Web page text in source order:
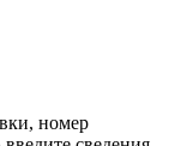
номер